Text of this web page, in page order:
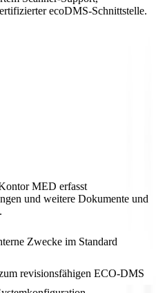
ecoDMS-Schnittstelle.
MED erfasst
und weitere Dokumente und
Zwecke im Standard
revisionsfähigen ECO-DMS